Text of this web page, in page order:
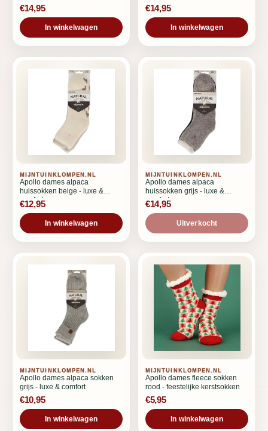
€14,95
In winkelwagen
€14,95
In winkelwagen
MIJNTUINKLOMPEN.NL
Apollo dames alpaca
huissokken beige - luxe &
comfort
€12,95
In winkelwagen
MIJNTUINKLOMPEN.NL
Apollo dames alpaca
huissokken grijs - luxe &
comfort
€14,95
Uitverkocht
MIJNTUINKLOMPEN.NL
Apollo dames alpaca sokken
grijs - luxe & comfort
€10,95
In winkelwagen
MIJNTUINKLOMPEN.NL
Apollo dames fleece sokken
rood - feestelijke kerstsokken
€5,95
In winkelwagen